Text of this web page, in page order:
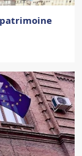
patrimoine